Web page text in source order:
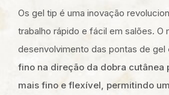
Os gel tip é uma inovação
trabalho rápido e fácil em salões. O
desenvolvimento das pontas de gel
fino na direção da dobra cutânea
mais fino e flexível, permitindo